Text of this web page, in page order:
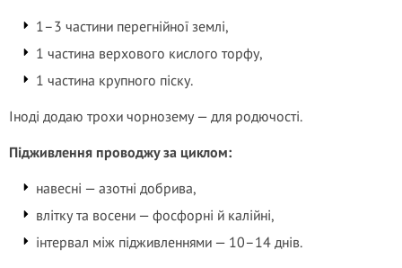
1–3 частини перегнійної землі,
1 частина верхового кислого торфу,
1 частина крупного піску.
Іноді додаю трохи чорнозему — для родючості.
Підживлення проводжу за циклом:
навесні — азотні добрива,
влітку та восени — фосфорні й калійні,
інтервал між підживленнями — 10–14 днів.